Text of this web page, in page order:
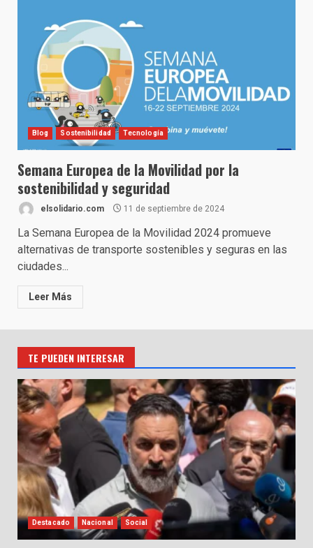
Blog Sostenibilidad Tecnología
Semana Europea de la Movilidad por la
sostenibilidad y seguridad
elsolidario.com 11 de septiembre de 2024
La Semana Europea de la Movilidad 2024 promueve
alternativas de transporte sostenibles y seguras en las
ciudades...
Leer Más
TE PUEDEN INTERESAR
Destacado Nacional Social